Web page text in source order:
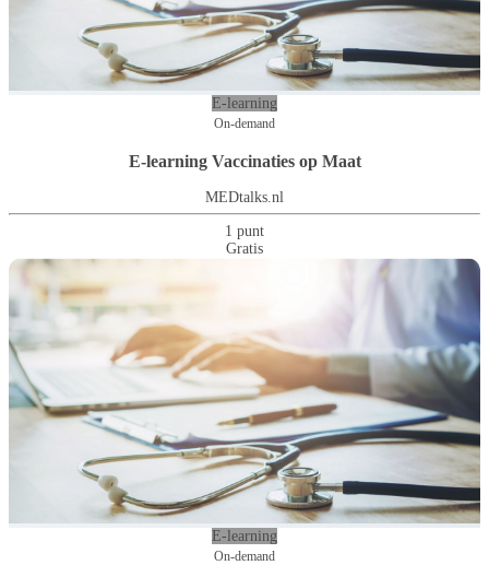
E-learning
On-demand
E-learning Vaccinaties op Maat
MEDtalks.nl
1 punt
Gratis
E-learning
On-demand